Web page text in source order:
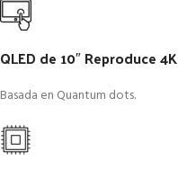
QLED de 10″ Reproduce 4K
Basada en Quantum dots.